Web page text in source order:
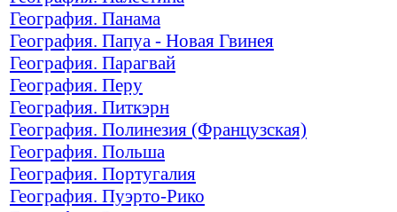
География. Панама
География. Папуа - Новая Гвинея
География. Парагвай
География. Перу
География. Питкэрн
География. Полинезия (Французская)
География. Польша
География. Португалия
География. Пуэрто-Рико